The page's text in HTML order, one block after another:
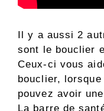
Il y a aussi 2
sont le bouclier
Ceux-ci vous
bouclier,
pouvez avoir
La barre de